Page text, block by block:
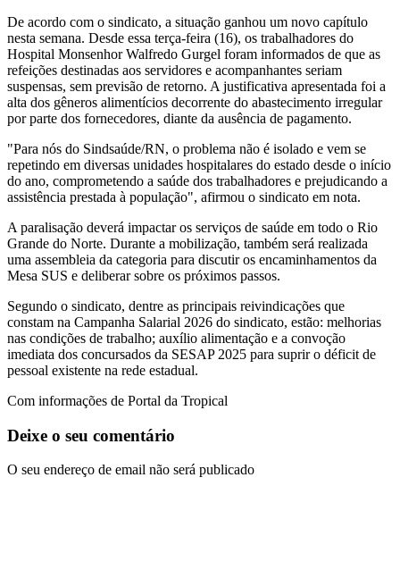
De acordo com o sindicato, a situação ganhou um novo capítulo
nesta semana. Desde essa terça-feira (16), os trabalhadores do
Hospital Monsenhor Walfredo Gurgel foram informados de que as
refeições destinadas aos servidores e acompanhantes seriam
suspensas, sem previsão de retorno. A justificativa apresentada foi a
alta dos gêneros alimentícios decorrente do abastecimento irregular
por parte dos fornecedores, diante da ausência de pagamento.
"Para nós do Sindsaúde/RN, o problema não é isolado e vem se
repetindo em diversas unidades hospitalares do estado desde o início
do ano, comprometendo a saúde dos trabalhadores e prejudicando a
assistência prestada à população", afirmou o sindicato em nota.
A paralisação deverá impactar os serviços de saúde em todo o Rio
Grande do Norte. Durante a mobilização, também será realizada
uma assembleia da categoria para discutir os encaminhamentos da
Mesa SUS e deliberar sobre os próximos passos.
Segundo o sindicato, dentre as principais reivindicações que
constam na Campanha Salarial 2026 do sindicato, estão: melhorias
nas condições de trabalho; auxílio alimentação e a convoção
imediata dos concursados da SESAP 2025 para suprir o déficit de
pessoal existente na rede estadual.
Com informações de Portal da Tropical
Deixe o seu comentário
O seu endereço de email não será publicado